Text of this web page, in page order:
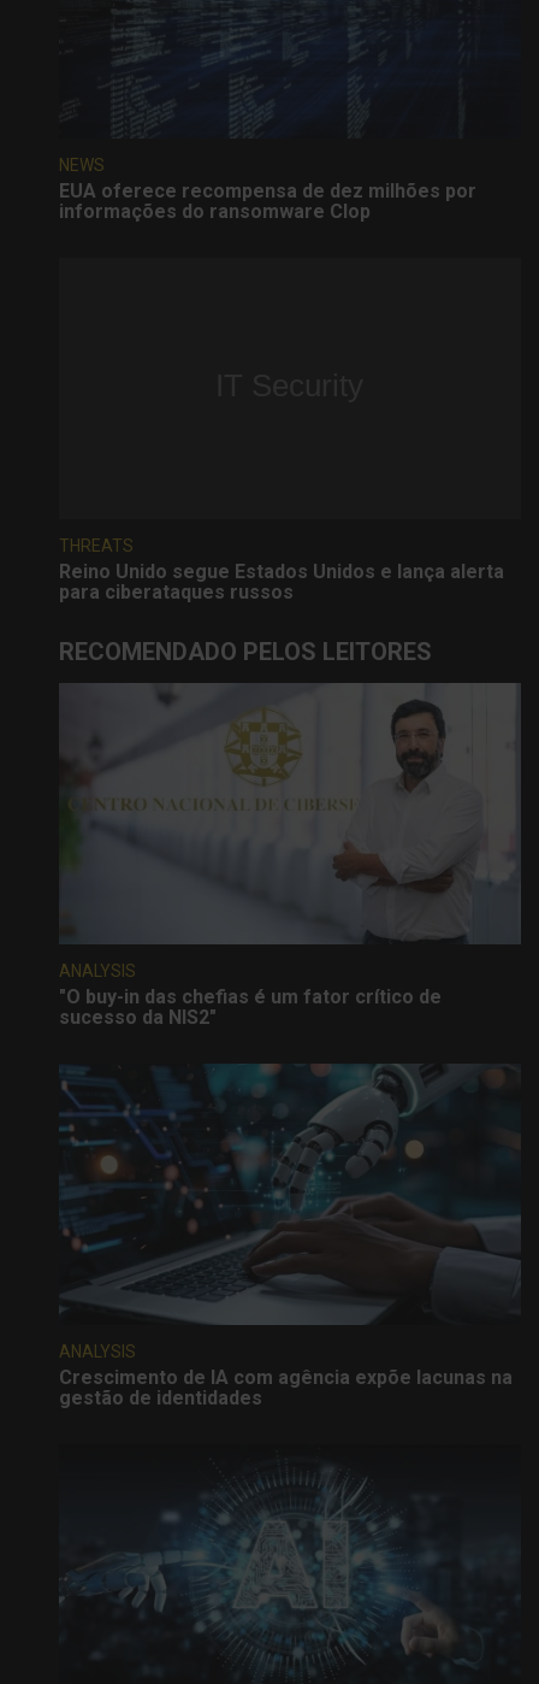
NEWS
EUA oferece recompensa de dez milhões por
informações do ransomware Clop
THREATS
Reino Unido segue Estados Unidos e lança alerta
para ciberataques russos
RECOMENDADO PELOS LEITORES
ANALYSIS
"O buy-in das chefias é um fator crítico de
sucesso da NIS2"
ANALYSIS
Crescimento de IA com agência expõe lacunas na
gestão de identidades